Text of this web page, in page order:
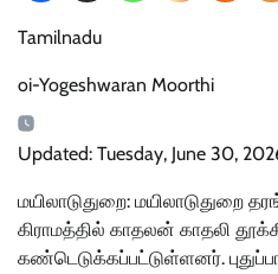
Tamilnadu
oi-Yogeshwaran Moorthi
Updated: Tuesday, June 30,
மயிலாடுதுறை: மயிலாடுதுறை
கிராமத்தில் காதலன் காதலி
கண்டெடுக்கப்பட்டுள்ளனர்.